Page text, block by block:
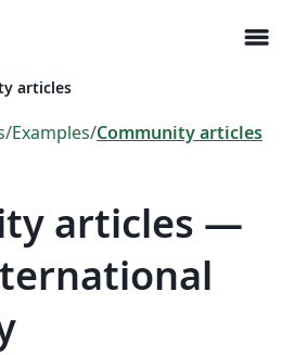
menu
articles
/Examples/Community articles
articles —